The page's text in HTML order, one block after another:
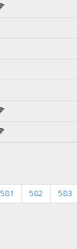
581 582 583